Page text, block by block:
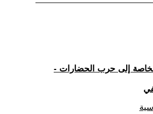
الخاصة إلى حرب الحضارات -